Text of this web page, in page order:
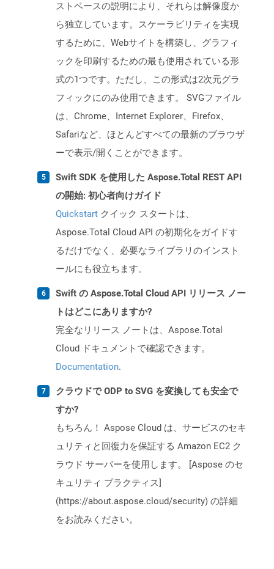
ストベースの説明により、それらは解像度か
ら独立しています。スケーラビリティを実現
するために、Webサイトを構築し、グラフィ
ックを印刷するための最も使用されている形
式の1つです。ただし、この形式は2次元グラ
フィックにのみ使用できます。 SVGファイル
は、Chrome、Internet Explorer、Firefox、
Safariなど、ほとんどすべての最新のブラウザ
ーで表示/開くことができます。
Swift SDK を使用した Aspose.Total REST API
の開始: 初心者向けガイド
Quickstart クイック スタートは、
Aspose.Total Cloud API の初期化をガイドす
るだけでなく、必要なライブラリのインスト
ールにも役立ちます。
Swift の Aspose.Total Cloud API リリース ノー
トはどこにありますか?
完全なリリース ノートは、Aspose.Total
Cloud ドキュメントで確認できます。
Documentation.
クラウドで ODP to SVG を変換しても安全で
すか?
もちろん！ Aspose Cloud は、サービスのセキ
ュリティと回復力を保証する Amazon EC2 ク
ラウド サーバーを使用します。 [Aspose のセ
キュリティ プラクティス]
(https://about.aspose.cloud/security) の詳細
をお読みください。